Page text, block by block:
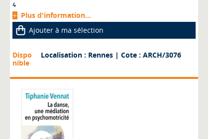
4
Plus d'information...
Ajouter à ma sélection
Dispo
nible
Localisation : Rennes | Cote : ARCH/3076